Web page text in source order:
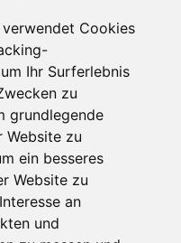
Cookies
Ihr Surferlebnis
zu
grundlegende
Website zu
ein besseres
Website zu
an
und